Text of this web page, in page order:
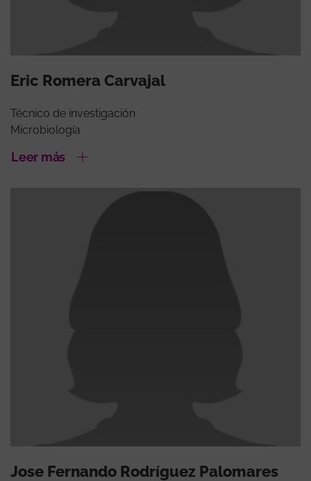
Eric Romera Carvajal
Técnico de investigación
Microbiología
Leer más
Jose Fernando Rodríguez Palomares